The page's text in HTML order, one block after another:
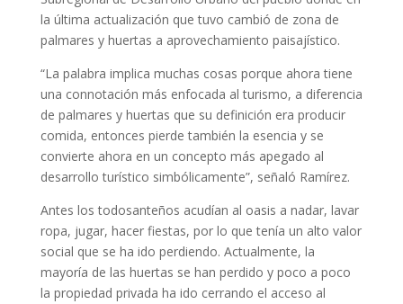
la última actualización que tuvo cambió de zona de
palmares y huertas a aprovechamiento paisajístico.
“La palabra implica muchas cosas porque ahora tiene
una connotación más enfocada al turismo, a diferencia
de palmares y huertas que su definición era producir
comida, entonces pierde también la esencia y se
convierte ahora en un concepto más apegado al
desarrollo turístico simbólicamente”, señaló Ramírez.
Antes los todosanteños acudían al oasis a nadar, lavar
ropa, jugar, hacer fiestas, por lo que tenía un alto valor
social que se ha ido perdiendo. Actualmente, la
mayoría de las huertas se han perdido y poco a poco
la propiedad privada ha ido cerrando el acceso al